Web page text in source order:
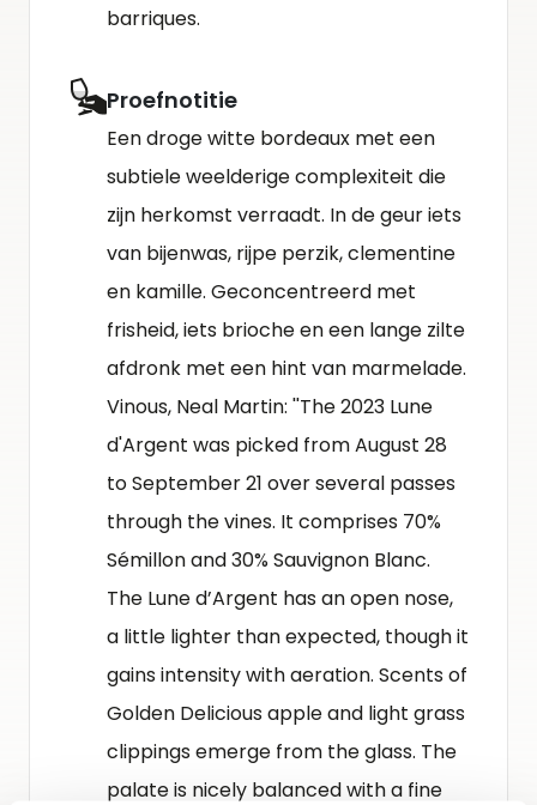
barriques.
Proefnotitie
Een droge witte bordeaux met een
subtiele weelderige complexiteit die
zijn herkomst verraadt. In de geur iets
van bijenwas, rijpe perzik, clementine
en kamille. Geconcentreerd met
frisheid, iets brioche en een lange zilte
afdronk met een hint van marmelade.
Vinous, Neal Martin: ''The 2023 Lune
d'Argent was picked from August 28
to September 21 over several passes
through the vines. It comprises 70%
Sémillon and 30% Sauvignon Blanc.
The Lune d’Argent has an open nose,
a little lighter than expected, though it
gains intensity with aeration. Scents of
Golden Delicious apple and light grass
clippings emerge from the glass. The
palate is nicely balanced with a fine